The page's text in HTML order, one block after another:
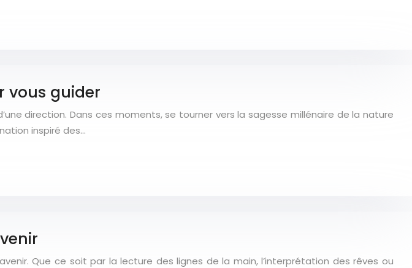
vous guider
direction. Dans ces moments, se tourner vers la sagesse millénaire de la nature
inspiré des…
Que ce soit par la lecture des lignes de la main, l’interprétation des rêves ou